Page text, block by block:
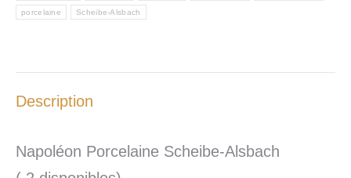
porcelaine Scheibe-Alsbach
Description
Napoléon Porcelaine Scheibe-Alsbach